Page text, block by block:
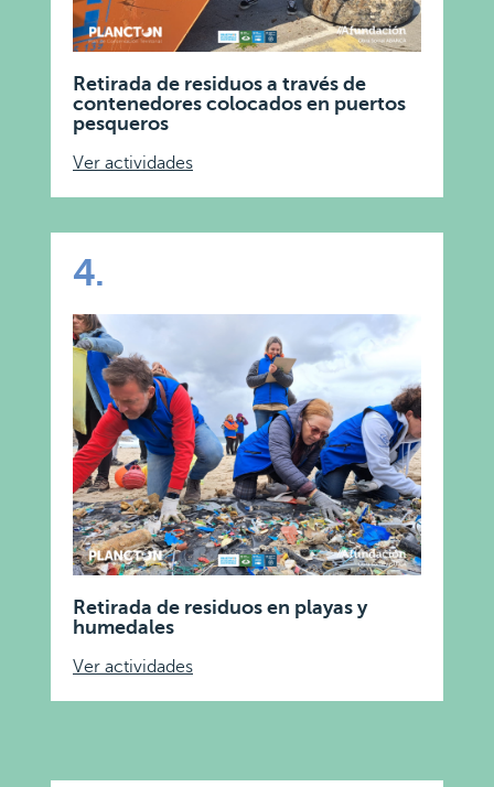
Retirada de residuos a través de
contenedores colocados en puertos
pesqueros
Ver actividades
4.
Retirada de residuos en playas y
humedales
Ver actividades